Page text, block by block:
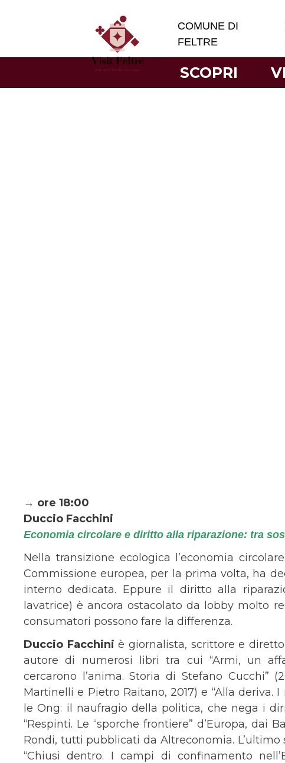
COMUNE DI
FELTRE
SCOPRI
→ ore 18:00
Duccio Facchini
Economia circolare e diritto alla riparazione: tra
Nella transizione ecologica l’economia
Commissione europea, per la prima volta, ha
interno dedicata. Eppure il diritto alla
lavatrice) è ancora ostacolato da lobby molto
consumatori possono fare la differenza.
Duccio Facchini è giornalista, scrittore e
autore di numerosi libri tra cui “Armi, un
cercarono l’anima. Storia di Stefano Cucchi”
Martinelli e Pietro Raitano, 2017) e “Alla
le Ong: il naufragio della politica, che nega i
“Respinti. Le “sporche frontiere” d’Europa, dai
Rondi, tutti pubblicati da Altreconomia.
“Chiusi dentro. I campi di confinamento